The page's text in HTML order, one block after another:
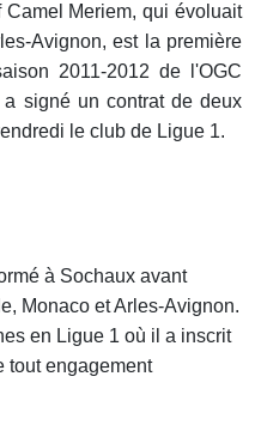
Camel Meriem, qui évoluait
Avignon, est la première
2011-2012 de l'OGC
signé un contrat de deux
le club de Ligue 1.
à Sochaux avant
Monaco et Arles-Avignon.
en Ligue 1 où il a inscrit
tout engagement